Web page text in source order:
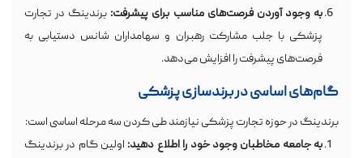
به وجود آوردن فرصت‌های مناسب برای پیشرفت: برندینگ در تجارت
پزشکی با جلب مشارکت رهبران و سهامداران شانس دستیابی به
فرصت‌های پیشرفت را افزایش می‌دهد.
گام‌های اساسی در برندسازی پزشکی
برندینگ در حوزه تجارت پزشکی نیازمند طی کردن سه مرحله اساسی است:
به جامعه‌ مخاطبان وجود خود را اطلاع دهید: اولین گام در برندینگ